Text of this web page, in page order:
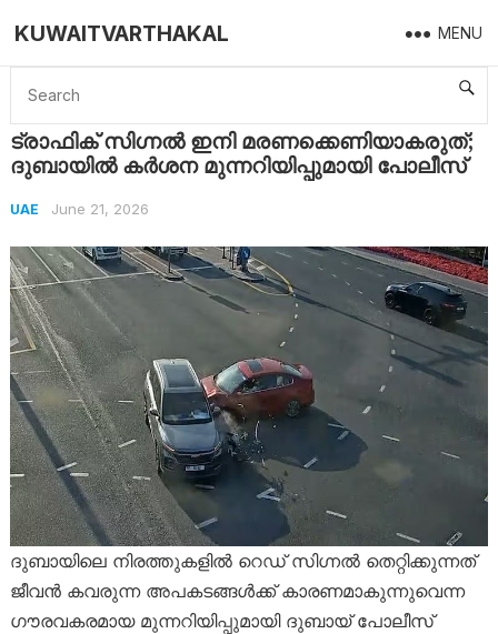
KUWAITVARTHAKAL MENU
Home UAE
ട്രാഫിക് സിഗ്നൽ ഇനി മരണക്കെണിയാകരുത്;
ദുബായിൽ കർശന മുന്നറിയിപ്പുമായി പോലീസ്
UAE June 21, 2026
ദുബായിലെ നിരത്തുകളിൽ റെഡ് സിഗ്നൽ തെറ്റിക്കുന്നത്
ജീവൻ കവരുന്ന അപകടങ്ങൾക്ക് കാരണമാകുന്നുവെന്ന
ഗൗരവകരമായ മുന്നറിയിപ്പുമായി ദുബായ് പോലീസ്